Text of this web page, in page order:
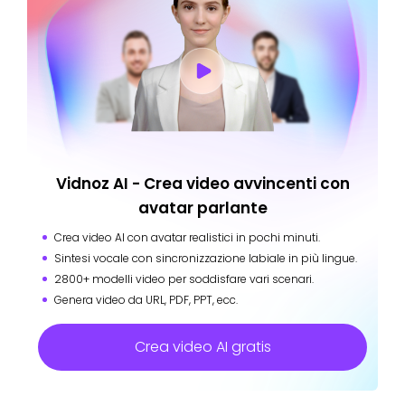
Vidnoz AI - Crea video avvincenti con
avatar parlante
Crea video AI con avatar realistici in pochi minuti.
Sintesi vocale con sincronizzazione labiale in più lingue.
2800+ modelli video per soddisfare vari scenari.
Genera video da URL, PDF, PPT, ecc.
Crea video AI gratis